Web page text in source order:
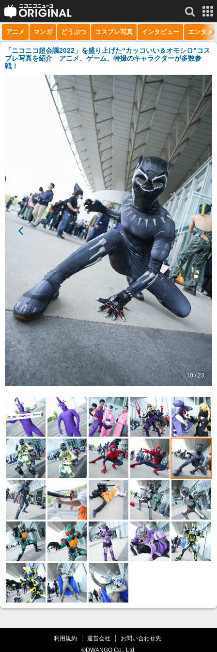
サービス一覧 もっと見る
niconico
アニメ マンガ どうぶつ コスプレ写真 インタビュー エンタメ
「ニコニコ超会議2022」を盛り上げた“カッコいい＆オモシロ”コス
プレ写真を紹介 アニメ、ゲーム、特撮のキャラクターが多数参
戦！
10 / 23
利用規約 運営会社
お問い合わせ先
©DWANGO Co., Ltd.